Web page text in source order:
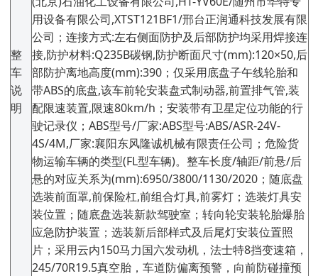
整
车
说
明
用设备有限公司,XTST121BF1/邢台正润通科技发展有限
公司；连接方式:左右侧面防护及后部防护均采用焊接连
接,防护材料:Q235B碳钢,防护断面尺寸(mm):120×50,后
部防护离地高度(mm):390；仅采用底盘子午线轮胎和
带ABS的底盘,该车前轮安装盘式制动器,前置排气管,装
配限速装置,限速80km/h；安装带有卫星定位功能的行
驶记录仪；ABS型号/厂家:ABS型号:ABS/ASR-24V-
4S/4M,厂家:襄阳东风隆诚机械有限责任公司；危险货
物运输车辆的类型(FL型车辆)。整车长度/轴距/前悬/后
悬的对应关系为(mm):6950/3800/1130/2020；随底盘
选装前面罩,前保险杠,前组合灯具,前雾灯；选装灯具安
装位置；随底盘选装新款驾驶室；转向轮安装轮胎爆胎
应急防护装置；选装新后部样式及后尾灯安装位置照
片；采用云内150马力国六发动机，法士特8挡变速箱，
245/70R19.5真空胎，车道防偏离预警，向前防碰撞预